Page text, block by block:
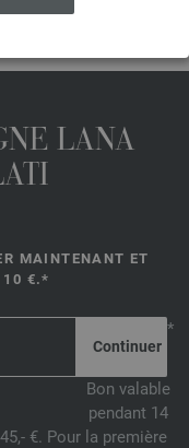
LANA
MAINTENANT ET
10 €.*
*
Bon valable
pendant 14
€. Pour la première